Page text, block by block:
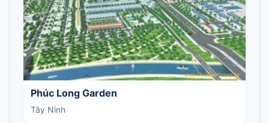
Phúc Long Garden
Tây Ninh